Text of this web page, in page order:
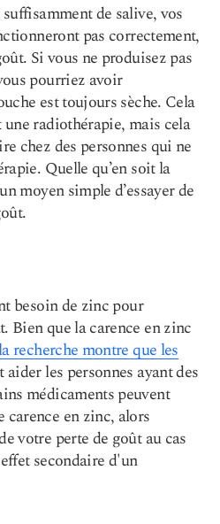
de salive, vos
pas correctement,
Si vous ne produisez pas
pourriez avoir
est toujours sèche. Cela
radiothérapie, mais cela
chez des personnes qui ne
Quelle qu’en soit la
moyen simple d’essayer de
besoin de zinc pour
Bien que la carence en zinc
la recherche montre que les
aider les personnes ayant des
médicaments peuvent
carence en zinc, alors
votre perte de goût au cas
secondaire d'un